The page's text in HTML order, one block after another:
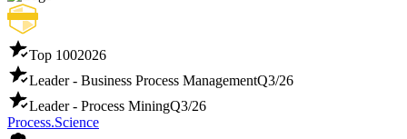
Top 1002026
Leader - Business Process ManagementQ3/26
Leader - Process MiningQ3/26
Process.Science